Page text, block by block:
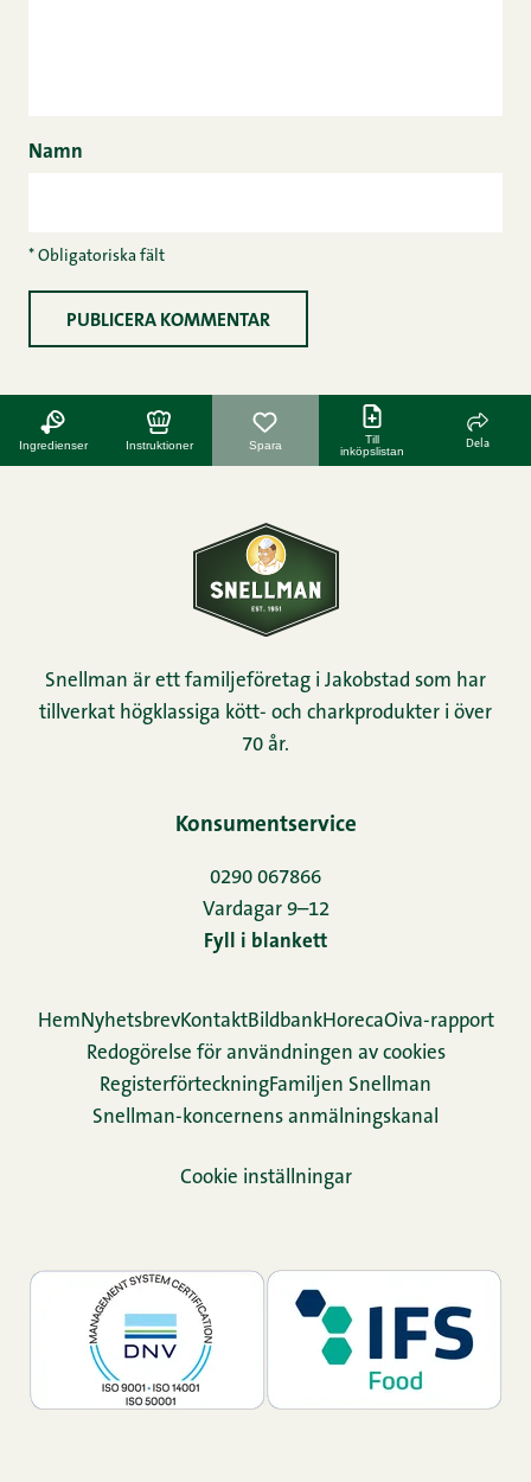
Namn
* Obligatoriska fält
Ingredienser Instruktioner Spara
Till
inköpslistan
Dela
Snellman är ett familjeföretag i Jakobstad som har
tillverkat högklassiga kött- och charkprodukter i över
70 år.
Konsumentservice
0290 067866
Vardagar 9–12
Fyll i blankett
HemNyhetsbrevKontaktBildbankHorecaOiva-rapport
Redogörelse för användningen av cookies
Re­gis­ter­för­teck­ningFamiljen Snellman
Snellman-koncernens anmälningskanal
Cookie inställningar